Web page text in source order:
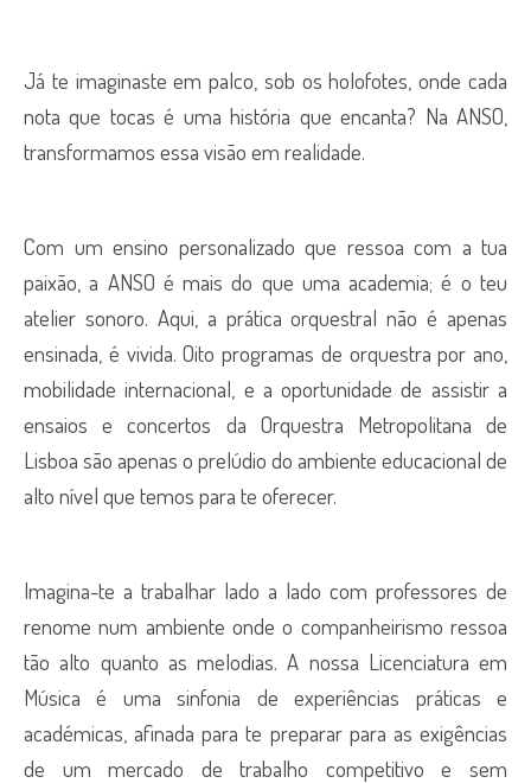
Já te imaginaste em palco, sob os holofotes, onde cada
nota que tocas é uma história que encanta? Na ANSO,
transformamos essa visão em realidade.
Com um ensino personalizado que ressoa com a tua
paixão, a ANSO é mais do que uma academia; é o teu
atelier sonoro. Aqui, a prática orquestral não é apenas
ensinada, é vivida. Oito programas de orquestra por ano,
mobilidade internacional, e a oportunidade de assistir a
ensaios e concertos da Orquestra Metropolitana de
Lisboa são apenas o prelúdio do ambiente educacional de
alto nível que temos para te oferecer.
Imagina-te a trabalhar lado a lado com professores de
renome num ambiente onde o companheirismo ressoa
tão alto quanto as melodias. A nossa Licenciatura em
Música é uma sinfonia de experiências práticas e
académicas, afinada para te preparar para as exigências
de um mercado de trabalho competitivo e sem